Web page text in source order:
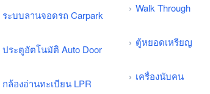
ระบบลานจอดรถ Carpark
ประตูอัตโนมัติ Auto Door
กล้องอ่านทะเบียน LPR
Walk Through
ตู้หยอดเหรียญ
เครื่องนับคน